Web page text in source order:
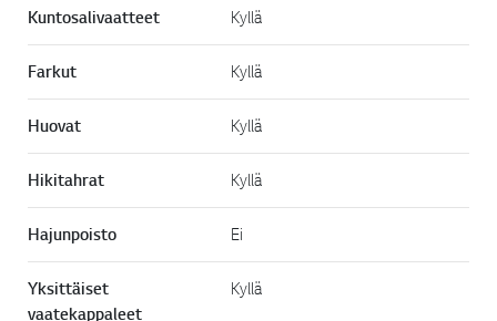
Kuntosalivaatteet Kyllä
Farkut Kyllä
Huovat Kyllä
Hikitahrat Kyllä
Hajunpoisto Ei
Yksittäiset
vaatekappaleet
Kyllä